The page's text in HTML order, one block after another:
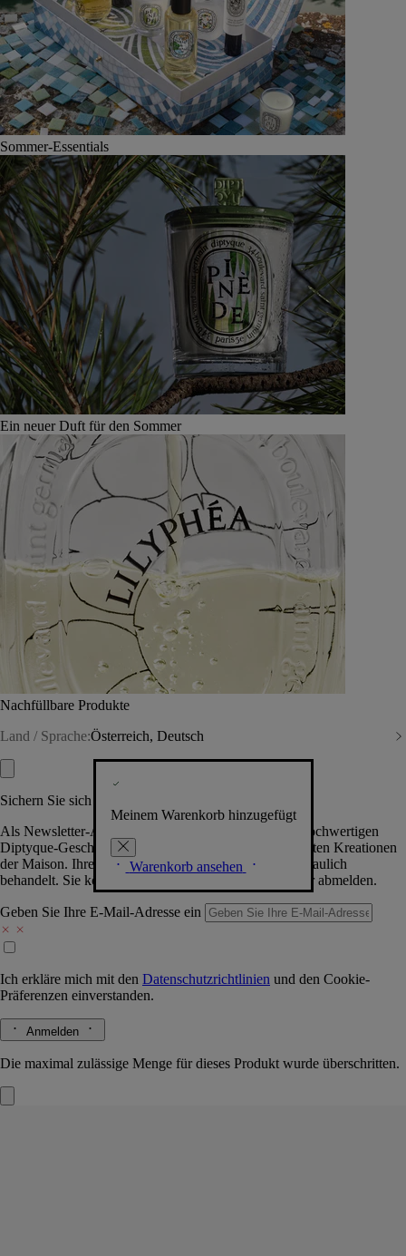
Sommer-Essentials
Ein neuer Duft für den Sommer
Nachfüllbare Produkte
Land / Sprache:Österreich, Deutsch
Meinem Warenkorb hinzugefügt
Warenkorb ansehen
Sichern Sie sich exklusive Vorteile
Als Newsletter-Abonnent.in erhalten Sie Zugang zu hochwertigen
Diptyque-Geschenken, Events & News über die neuesten Kreationen
der Maison. Ihre Daten werden selbstverständlich vertraulich
behandelt. Sie können sich jederzeit problemlos wieder abmelden.
Geben Sie Ihre E-Mail-Adresse ein
Ich erkläre mich mit den Datenschutzrichtlinien und den Cookie-
Präferenzen einverstanden.
Anmelden
Die maximal zulässige Menge für dieses Produkt wurde überschritten.